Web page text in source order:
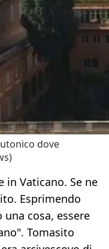
dove
in Vaticano. Se ne
Esprimendo
cosa, essere
Tomasito